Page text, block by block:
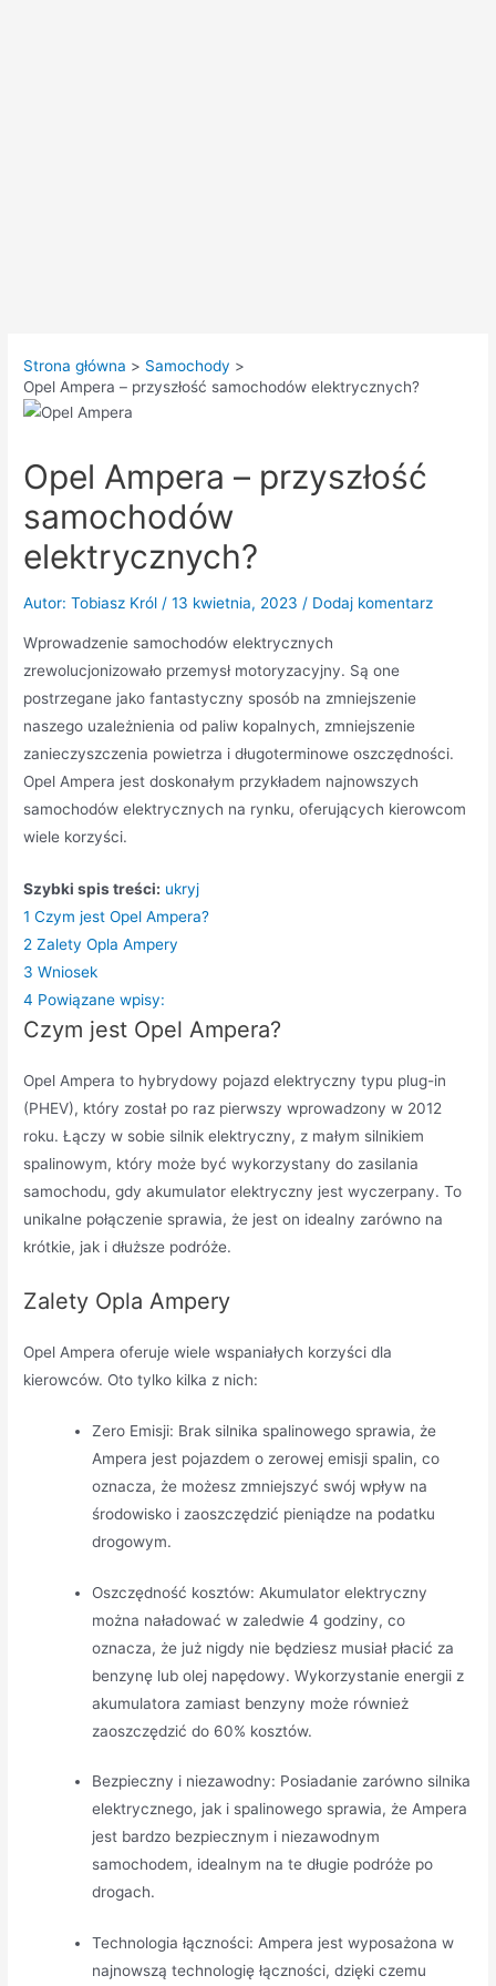
Strona główna
Samochody
Opel Ampera – przyszłość samochodów elektrycznych?
Opel Ampera – przyszłość
samochodów
elektrycznych?
Autor: Tobiasz Król /13 kwietnia, 2023 / Dodaj komentarz
Wprowadzenie samochodów elektrycznych
zrewolucjonizowało przemysł motoryzacyjny. Są one
postrzegane jako fantastyczny sposób na zmniejszenie
naszego uzależnienia od paliw kopalnych, zmniejszenie
zanieczyszczenia powietrza i długoterminowe oszczędności.
Opel Ampera jest doskonałym przykładem najnowszych
samochodów elektrycznych na rynku, oferujących kierowcom
wiele korzyści.
Szybki spis treści: ukryj
1 Czym jest Opel Ampera?
2 Zalety Opla Ampery
3 Wniosek
4 Powiązane wpisy:
Czym jest Opel Ampera?
Opel Ampera to hybrydowy pojazd elektryczny typu plug-in
(PHEV), który został po raz pierwszy wprowadzony w 2012
roku. Łączy w sobie silnik elektryczny, z małym silnikiem
spalinowym, który może być wykorzystany do zasilania
samochodu, gdy akumulator elektryczny jest wyczerpany. To
unikalne połączenie sprawia, że jest on idealny zarówno na
krótkie, jak i dłuższe podróże.
Zalety Opla Ampery
Opel Ampera oferuje wiele wspaniałych korzyści dla
kierowców. Oto tylko kilka z nich:
Zero Emisji: Brak silnika spalinowego sprawia, że
Ampera jest pojazdem o zerowej emisji spalin, co
oznacza, że możesz zmniejszyć swój wpływ na
środowisko i zaoszczędzić pieniądze na podatku
drogowym.
Oszczędność kosztów: Akumulator elektryczny
można naładować w zaledwie 4 godziny, co
oznacza, że już nigdy nie będziesz musiał płacić za
benzynę lub olej napędowy. Wykorzystanie energii z
akumulatora zamiast benzyny może również
zaoszczędzić do 60% kosztów.
Bezpieczny i niezawodny: Posiadanie zarówno silnika
elektrycznego, jak i spalinowego sprawia, że Ampera
jest bardzo bezpiecznym i niezawodnym
samochodem, idealnym na te długie podróże po
drogach.
Technologia łączności: Ampera jest wyposażona w
najnowszą technologię łączności, dzięki czemu